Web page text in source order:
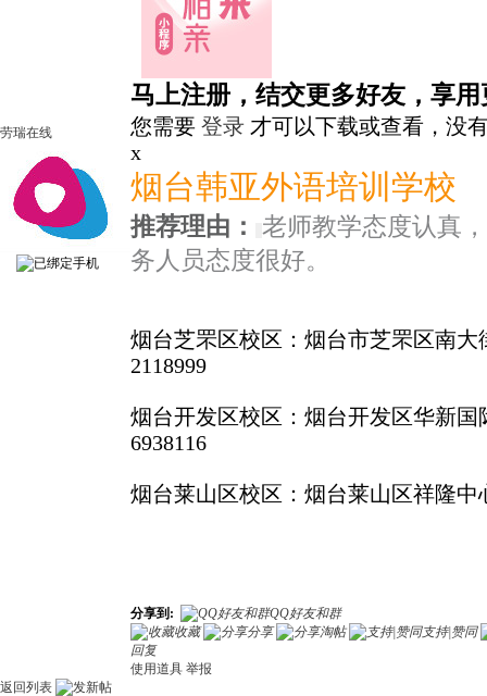
劳瑞在线
马上注册，结交更多好友，享
您需要 登录 才可以下载或查看，没
x
烟台韩亚外语培训学校
推荐理由： 老师教学态度认真
务人员态度很好。
烟台芝罘区校区：烟台市芝罘区南大
2118999
烟台开发区校区：烟台开发区华新国
6938116
烟台莱山区校区：烟台莱山区祥隆中
分享到:
QQ好友和群
收藏
分享 淘帖
支持|赞同
回复
使用道具 举报
返回列表